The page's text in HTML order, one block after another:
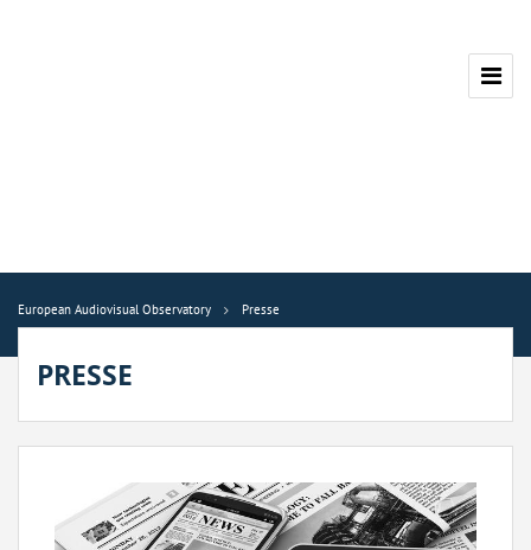
European Audiovisual Observatory Presse
PRESSE